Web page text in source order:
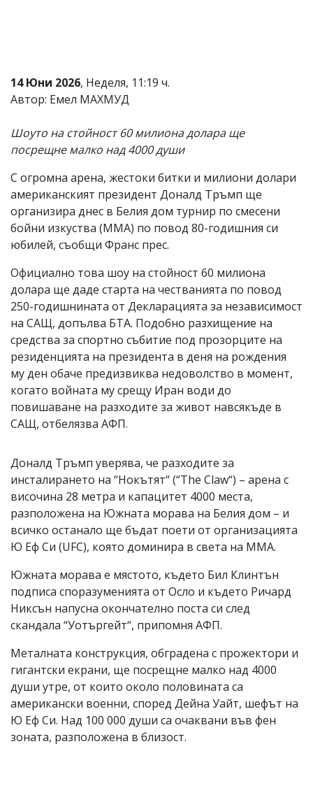
от
читателите
и
не
носи
отговорност
тях!
Ако
откриете
обиден
за
вас
моля
сигнализирайте
ни!
14 Юни 2026, Неделя, 11:19 ч.
Автор: Емел МАХМУД
Шоуто на стойност 60 милиона долара ще
посрещне малко над 4000 души
С огромна арена, жестоки битки и милиони долари
американският президент Доналд Тръмп ще
организира днес в Белия дом турнир по смесени
бойни изкуства (MMA) по повод 80-годишния си
юбилей, съобщи Франс прес.
Официално това шоу на стойност 60 милиона
долара ще даде старта на честванията по повод
250-годишнината от Декларацията за независимост
на САЩ, допълва БТА. Подобно разхищение на
средства за спортно събитие под прозорците на
резиденцията на президента в деня на рождения
му ден обаче предизвиква недоволство в момент,
когато войната му срещу Иран води до
повишаване на разходите за живот навсякъде в
САЩ, отбелязва АФП.
Доналд Тръмп уверява, че разходите за
инсталирането на “Нокътят“ (“The Claw“) – арена с
височина 28 метра и капацитет 4000 места,
разположена на Южната морава на Белия дом – и
всичко останало ще бъдат поети от организацията
Ю Еф Си (UFC), която доминира в света на ММА.
Южната морава е мястото, където Бил Клинтън
подписа споразуменията от Осло и където Ричард
Никсън напусна окончателно поста си след
скандала “Уотъргейт“, припомня АФП.
Металната конструкция, обградена с прожектори и
гигантски екрани, ще посрещне малко над 4000
души утре, от които около половината са
американски военни, според Дейна Уайт, шефът на
Ю Еф Си. Над 100 000 души са очаквани във фен
зоната, разположена в близост.